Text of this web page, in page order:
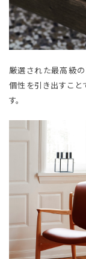
厳選された最高級
個性を引き出すこと
す。